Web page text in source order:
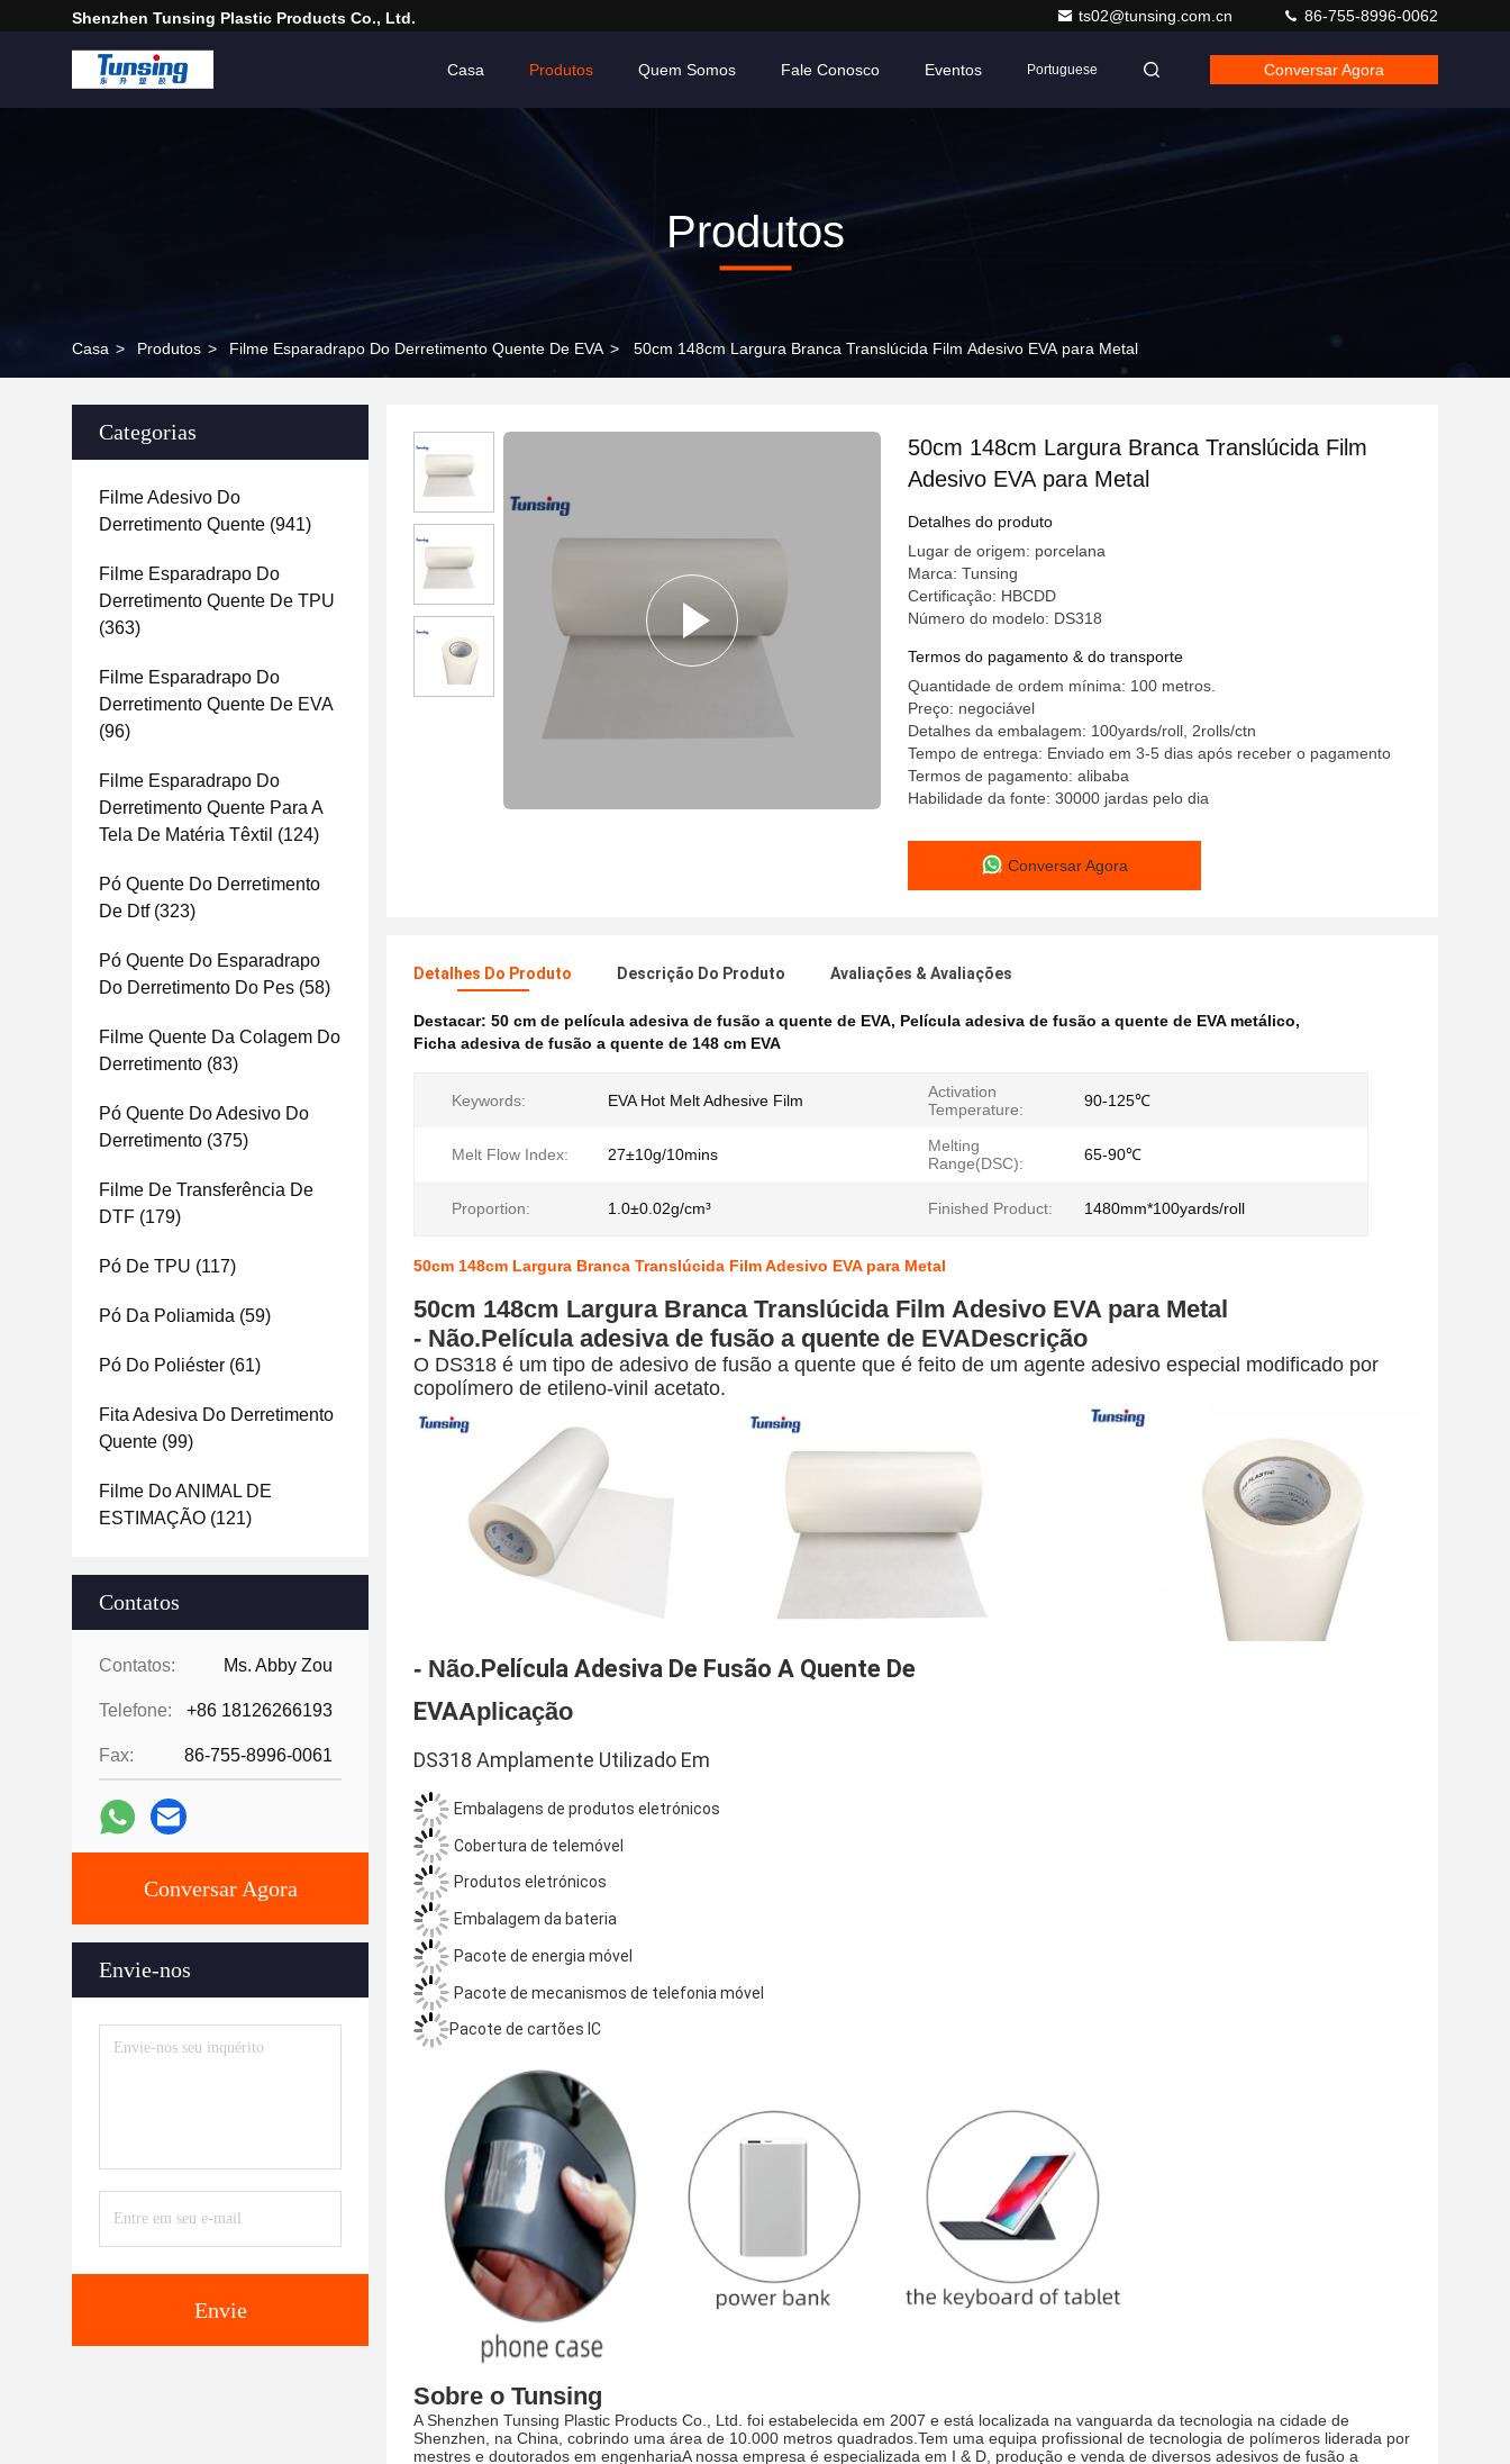
Shenzhen Tunsing Plastic Products Co., Ltd. ts02@tunsing.com.cn 86-755-8996-0062
Casa Produtos Quem Somos Fale Conosco Eventos Portuguese Conversar Agora
Produtos
Casa > Produtos > Filme Esparadrapo Do Derretimento Quente De EVA > 50cm 148cm Largura Branca Translúcida Film Adesivo EVA para Metal
Categorias
Filme Adesivo Do
Derretimento Quente (941)
Filme Esparadrapo Do
Derretimento Quente De TPU
(363)
Filme Esparadrapo Do
Derretimento Quente De EVA
(96)
Filme Esparadrapo Do
Derretimento Quente Para A
Tela De Matéria Têxtil (124)
Pó Quente Do Derretimento
De Dtf(323)
Pó Quente Do Esparadrapo
Do Derretimento Do Pes (58)
Filme Quente Da Colagem Do
Derretimento (83)
Pó Quente Do Adesivo Do
Derretimento (375)
Filme De Transferência De
DTF (179)
Pó De TPU (117)
Pó Da Poliamida (59)
Pó Do Poliéster (61)
Fita Adesiva Do Derretimento
Quente (99)
Filme Do ANIMAL DE
ESTIMAÇÃO (121)
Contatos
Contatos: Ms. Abby Zou
Telefone: +86 18126266193
Fax: 86-755-8996-0061
Conversar Agora
Envie-nos
Envie
50cm 148cm Largura Branca Translúcida Film
Adesivo EVA para Metal
Detalhes do produto
Lugar de origem: porcelana
Marca: Tunsing
Certificação: HBCDD
Número do modelo: DS318
Termos do pagamento & do transporte
Quantidade de ordem mínima: 100 metros.
Preço: negociável
Detalhes da embalagem: 100yards/roll, 2rolls/ctn
Tempo de entrega: Enviado em 3-5 dias após receber o pagamento
Termos de pagamento: alibaba
Habilidade da fonte: 30000 jardas pelo dia
Conversar Agora
Detalhes Do Produto Descrição Do Produto Avaliações & Avaliações
Destacar: 50 cm de película adesiva de fusão a quente de EVA, Película adesiva de fusão a quente de EVA metálico,
Ficha adesiva de fusão a quente de 148 cm EVA
Keywords: EVA Hot Melt Adhesive Film
Activation
Temperature:
90-125℃
Melt Flow Index: 27±10g/10mins
Melting
Range(DSC):
65-90℃
Proportion: 1.0±0.02g/cm³ Finished Product: 1480mm*100yards/roll
50cm 148cm Largura Branca Translúcida Film Adesivo EVA para Metal
50cm 148cm Largura Branca Translúcida Film Adesivo EVA para Metal
- Não.Película adesiva de fusão a quente de EVADescrição
O DS318 é um tipo de adesivo de fusão a quente que é feito de um agente adesivo especial modificado por
copolímero de etileno-vinil acetato.
- Não.Película Adesiva De Fusão A Quente De
EVAAplicação
DS318 Amplamente Utilizado Em
Embalagens de produtos eletrónicos
Cobertura de telemóvel
Produtos eletrónicos
Embalagem da bateria
Pacote de energia móvel
Pacote de mecanismos de telefonia móvel
Pacote de cartões IC
Sobre o Tunsing
A Shenzhen Tunsing Plastic Products Co., Ltd. foi estabelecida em 2007 e está localizada na vanguarda da tecnologia na cidade de
Shenzhen, na China, cobrindo uma área de 10.000 metros quadrados.Tem uma equipa profissional de tecnologia de polímeros liderada por
mestres e doutorados em engenhariaA nossa empresa é especializada em I & D, produção e venda de diversos adesivos de fusão a